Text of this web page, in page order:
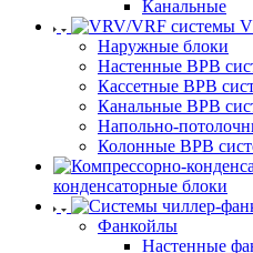
Канальные
Наружные блоки
Настенные ВРВ
Кассетные ВРВ
Канальные ВРВ
Напольно-
Колонные ВРВ
конденсаторные блоки
Фанкойлы
Настенные